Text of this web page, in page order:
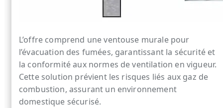
L’offre comprend une ventouse murale pour
l’évacuation des fumées, garantissant la sécurité et
la conformité aux normes de ventilation en vigueur.
Cette solution prévient les risques liés aux gaz de
combustion, assurant un environnement
domestique sécurisé.